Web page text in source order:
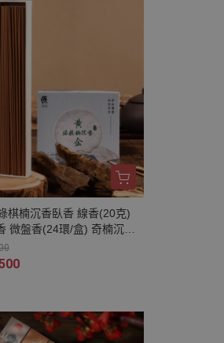
棋楠沉香臥香 線香(20克)
微盤香(24環/盒) 奇楠沉香
手 SGS檢驗合格 純天然
香 環保香 室內薰香 禪修
避邪 除障